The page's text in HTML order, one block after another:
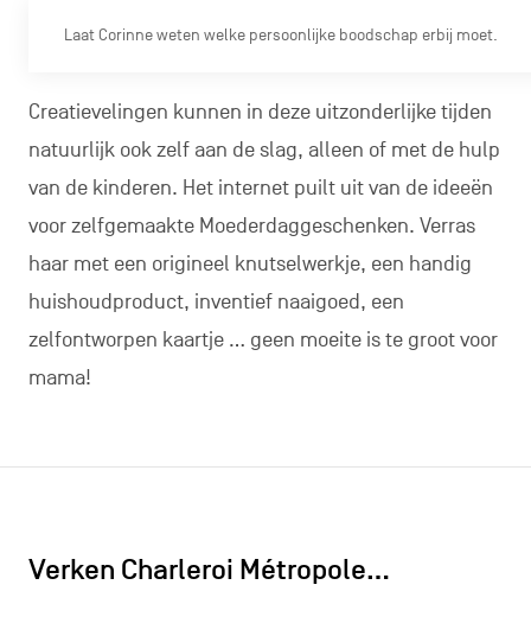
Laat Corinne weten welke persoonlijke boodschap erbij moet.
Creatievelingen kunnen in deze uitzonderlijke tijden
natuurlijk ook zelf aan de slag, alleen of met de hulp
van de kinderen. Het internet puilt uit van de ideeën
voor zelfgemaakte Moederdaggeschenken. Verras
haar met een origineel knutselwerkje, een handig
huishoudproduct, inventief naaigoed, een
zelfontworpen kaartje … geen moeite is te groot voor
mama!
Verken Charleroi Métropole…